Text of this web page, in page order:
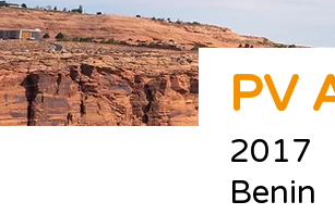
PV
2017
Benin